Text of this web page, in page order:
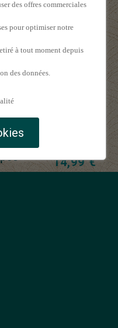
-
14,99 €
des offres commerciales
pour optimiser notre
à tout moment depuis
des données.